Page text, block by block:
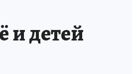
и детей